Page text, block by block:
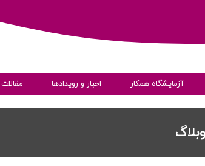
آزمایشگاه همکار اخبار و رویدادها مقالات
​​وبلاگ